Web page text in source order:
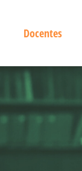
Docentes